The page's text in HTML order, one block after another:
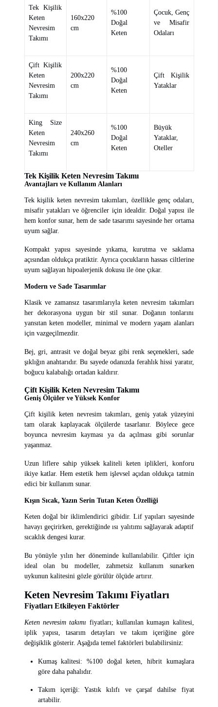
Tek Kişilik
Keten
Nevresim
Takımı
160x220
cm
%100
Doğal
Keten
Çocuk, Genç
ve Misafir
Odaları
Çift Kişilik
Keten
Nevresim
Takımı
200x220
cm
%100
Doğal
Keten
Çift Kişilik
Yataklar
King Size
Keten
Nevresim
Takımı
240x260
cm
%100
Doğal
Keten
Büyük
Yataklar,
Oteller
Tek Kişilik Keten Nevresim Takımı
Avantajları ve Kullanım Alanları
Tek kişilik keten nevresim takımları, özellikle genç odaları,
misafir yatakları ve öğrenciler için idealdir. Doğal yapısı ile
hem konfor sunar, hem de sade tasarımı sayesinde her ortama
uyum sağlar.
Kompakt yapısı sayesinde yıkama, kurutma ve saklama
açısından oldukça pratiktir. Ayrıca çocukların hassas ciltlerine
uyum sağlayan hipoalerjenik dokusu ile öne çıkar.
Modern ve Sade Tasarımlar
Klasik ve zamansız tasarımlarıyla keten nevresim takımları
her dekorasyona uygun bir stil sunar. Doğanın tonlarını
yansıtan keten modeller, minimal ve modern yaşam alanları
için vazgeçilmezdir.
Bej, gri, antrasit ve doğal beyaz gibi renk seçenekleri, sade
şıklığın anahtarıdır. Bu sayede odanızda ferahlık hissi yaratır,
boğucu kalabalığı ortadan kaldırır.
Çift Kişilik Keten Nevresim Takımı
Geniş Ölçüler ve Yüksek Konfor
Çift kişilik keten nevresim takımları, geniş yatak yüzeyini
tam olarak kaplayacak ölçülerde tasarlanır. Böylece gece
boyunca nevresim kayması ya da açılması gibi sorunlar
yaşanmaz.
Uzun liflere sahip yüksek kaliteli keten iplikleri, konforu
ikiye katlar. Hem estetik hem işlevsel açıdan oldukça tatmin
edici bir kullanım sunar.
Kışın Sıcak, Yazın Serin Tutan Keten Özelliği
Keten doğal bir iklimlendirici gibidir. Lif yapıları sayesinde
havayı geçirirken, gerektiğinde ısı yalıtımı sağlayarak adaptif
sıcaklık dengesi kurar.
Bu yönüyle yılın her döneminde kullanılabilir. Çiftler için
ideal olan bu modeller, zahmetsiz kullanım sunarken
uykunun kalitesini gözle görülür ölçüde artırır.
Keten Nevresim Takımı Fiyatları
Fiyatları Etkileyen Faktörler
Keten nevresim takımı fiyatları; kullanılan kumaşın kalitesi,
iplik yapısı, tasarım detayları ve takım içeriğine göre
değişiklik gösterir. Aşağıda temel faktörleri bulabilirsiniz:
Kumaş kalitesi: %100 doğal keten, hibrit kumaşlara
göre daha pahalıdır.
Takım içeriği: Yastık kılıfı ve çarşaf dahilse fiyat
artabilir.